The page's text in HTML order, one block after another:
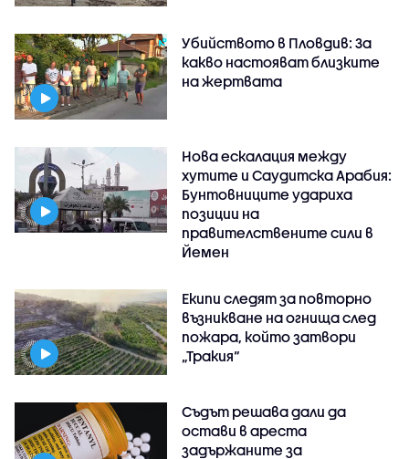
Убийството в Пловдив: За
какво настояват близките
на жертвата
Нова ескалация между
хутите и Саудитска Арабия:
Бунтовниците удариха
позиции на
правителствените сили в
Йемен
Екипи следят за повторно
възникване на огнища след
пожара, който затвори
„Тракия“
Съдът решава дали да
остави в ареста
задържаните за